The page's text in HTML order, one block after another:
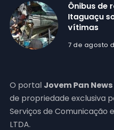
Ônibus de
Itaguaçu
vítimas
7 de agosto
O portal Jovem Pan
de propriedade exclusiva
Serviços de Comunicação
LTDA.